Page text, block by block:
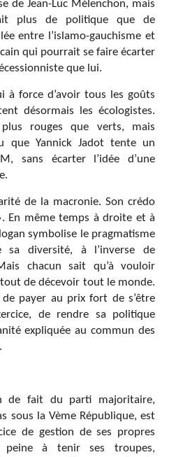
de Jean-Luc Mélenchon, mais
plus de politique que de
entre l’islamo-gauchisme et
qui pourrait se faire écarter
que lui.
à force d’avoir tous les goûts
désormais les écologistes.
rouges que verts, mais
que Yannick Jadot tente un
sans écarter l’idée d’une
de la macronie. Son crédo
En même temps à droite et à
symbolise le pragmatisme
diversité, à l’inverse de
chacun sait qu’à vouloir
de décevoir tout le monde.
payer au prix fort de s’être
de rendre sa politique
expliquée au commun des
de fait du parti majoritaire,
sous la Vème République, est
de gestion de ses propres
peine à tenir ses troupes,